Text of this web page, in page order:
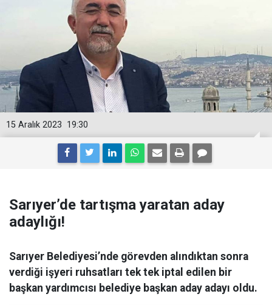
19:30
15 Aralık 2023
Sarıyer’de tartışma yaratan aday
adaylığı!
Sarıyer Belediyesi’nde görevden alındıktan sonra
verdiği işyeri ruhsatları tek tek iptal edilen bir
başkan yardımcısı belediye başkan aday adayı oldu.